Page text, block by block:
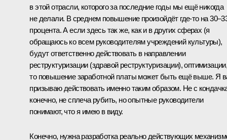
в этой отрасли, которого за последние годы мы ещё никогда
не делали. В среднем повышение произойдёт где‑то на
процента. А если здесь так же, как и в других сферах (я
обращаюсь ко всем руководителям учреждений культуры),
будут ответственно действовать в направлении
реструктуризации (здравой реструктуризации),
то повышение заработной платы может быть ещё выше. Я
призываю действовать именно таким образом. Не с
конечно, не сплеча рубить, но опытные руководители
понимают, что я имею в виду.
Конечно, нужна разработка реально действующих